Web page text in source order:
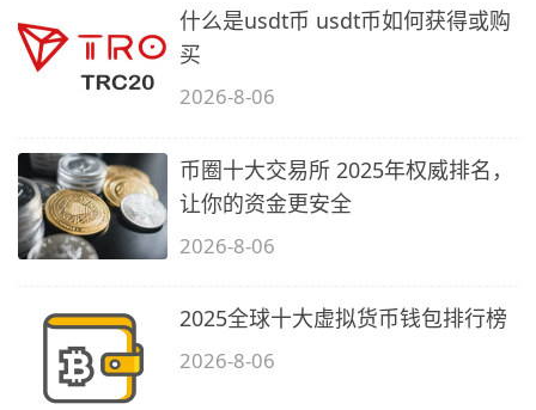
什么是usdt币 usdt币如何获得或购
买
2026-8-06
币圈十大交易所 2025年权威排名，
让你的资金更安全
2026-8-06
2025全球十大虚拟货币钱包排行榜
2026-8-06